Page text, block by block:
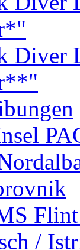
Diver
/